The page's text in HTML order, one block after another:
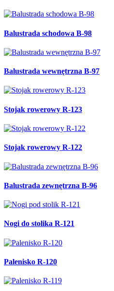
Balustrada schodowa B-98
Balustrada wewnętrzna B-97
Stojak rowerowy R-123
Stojak rowerowy R-122
Balustrada zewnętrzna B-96
Nogi do stolika R-121
Palenisko R-120